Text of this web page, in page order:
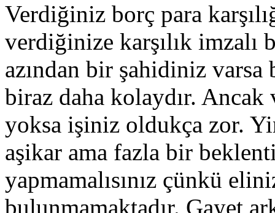
Verdiğiniz borç para
verdiğinize karşılık imzalı
azından bir şahidiniz
biraz daha kolaydır.
yoksa işiniz oldukça zor.
aşikar ama fazla bir
yapmamalısınız çünkü
bulunmamaktadır. Gayet